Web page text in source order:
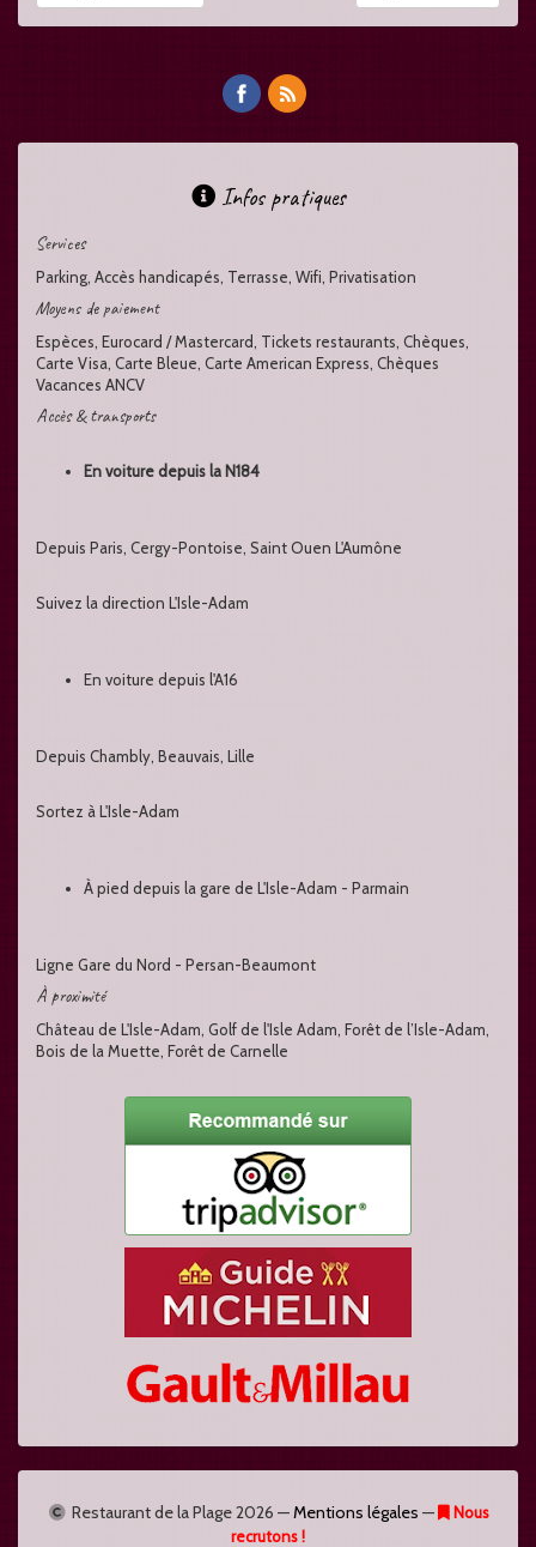
Infos pratiques
Services
Parking, Accès handicapés, Terrasse, Wifi, Privatisation
Moyens de paiement
Espèces, Eurocard / Mastercard, Tickets restaurants, Chèques,
Carte Visa, Carte Bleue, Carte American Express, Chèques
Vacances ANCV
Accès & transports
En voiture depuis la N184
Depuis Paris, Cergy-Pontoise, Saint Ouen L'Aumône
Suivez la direction L'Isle-Adam
En voiture depuis l'A16
Depuis Chambly, Beauvais, Lille
Sortez à L'Isle-Adam
À pied depuis la gare de L'Isle-Adam - Parmain
Ligne Gare du Nord - Persan-Beaumont
À proximité
Château de L'Isle-Adam, Golf de l'Isle Adam, Forêt de l’Isle-Adam,
Bois de la Muette, Forêt de Carnelle
Restaurant de la Plage2026 —Mentions légales —
Nous
recrutons !